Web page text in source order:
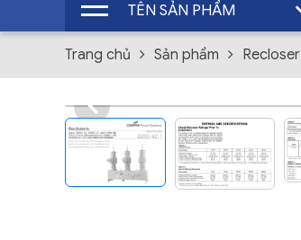
TÊN SẢN PHẨM
Trang chủ Sản phẩm Recloser